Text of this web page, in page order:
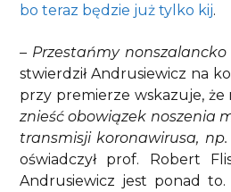
bo teraz będzie już tylko kij.
– Przestańmy
stwierdził Andrusiewicz na
przy premierze wskazuje, że
znieść obowiązek noszenia
transmisji koronawirusa,
oświadczył prof. Robert
Andrusiewicz jest ponad